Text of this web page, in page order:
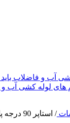
/ استاپر 90 درجه پلی ران